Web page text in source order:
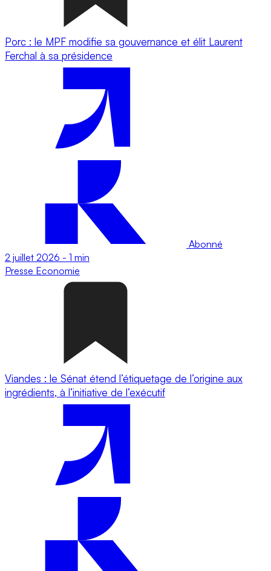
Porc : le MPF modifie sa gouvernance et élit Laurent
Ferchal à sa présidence
Abonné
2 juillet 2026 - 1 min
Presse Economie
Viandes : le Sénat étend l’étiquetage de l’origine aux
ingrédients, à l’initiative de l’exécutif